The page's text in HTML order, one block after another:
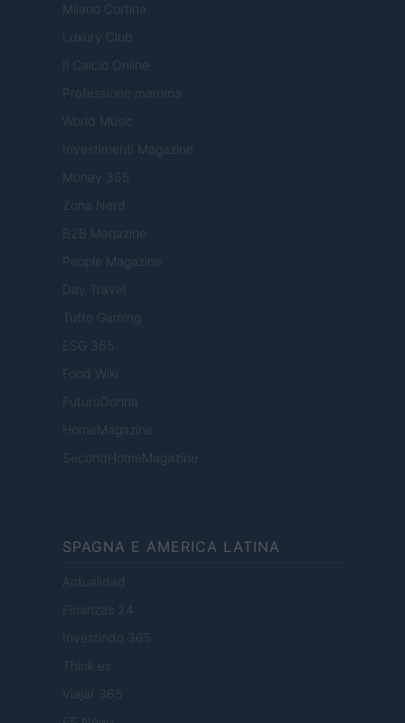
Milano Cortina
Luxury Club
Il Calcio Online
Professione mamma
World Music
Investimenti Magazine
Money 365
Zona Nerd
B2B Magazine
People Magazine
Day Travel
Tutto Gaming
ESG 365
Food Wiki
FuturoDonna
HomeMagazine
SecondHomeMagazine
SPAGNA E AMERICA LATINA
Actualidad
Finanzas 24
Investindo 365
Think.es
Viajar 365